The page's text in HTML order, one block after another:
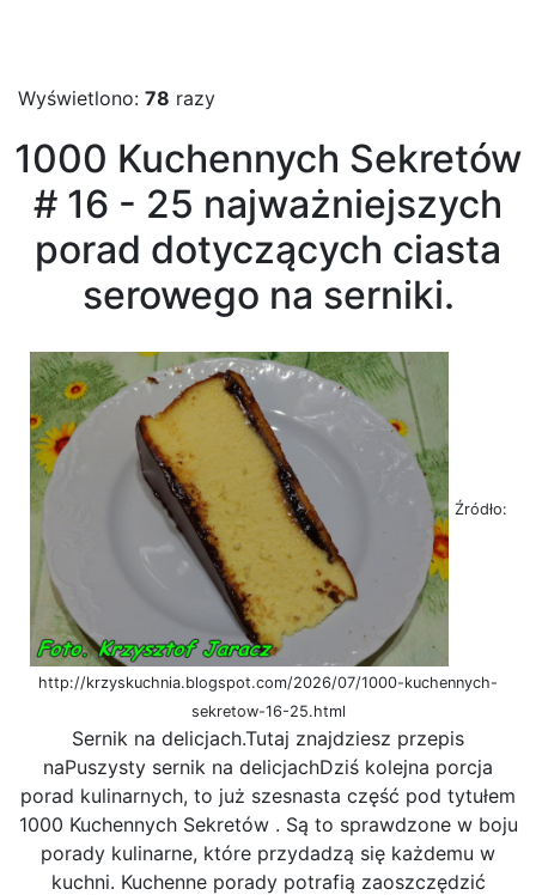
Wyświetlono: 78 razy
1000 Kuchennych Sekretów
# 16 - 25 najważniejszych
porad dotyczących ciasta
serowego na serniki.
Źródło:
http://krzyskuchnia.blogspot.com/2026/07/1000-kuchennych-
sekretow-16-25.html
Sernik na delicjach.Tutaj znajdziesz przepis
naPuszysty sernik na delicjachDziś kolejna porcja
porad kulinarnych, to już szesnasta część pod tytułem
1000 Kuchennych Sekretów . Są to sprawdzone w boju
porady kulinarne, które przydadzą się każdemu w
kuchni. Kuchenne porady potrafią zaoszczędzić